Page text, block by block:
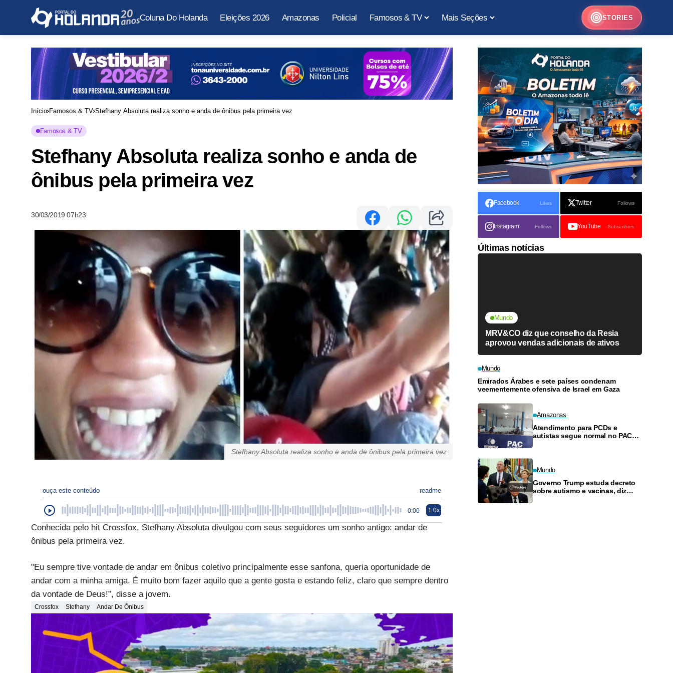
Coluna Do Holanda Eleições 2026 Amazonas Policial Famosos & TV Mais Seções STORIES
Início Famosos & TV Stefhany Absoluta realiza sonho e anda de ônibus pela primeira vez
Famosos & TV
Stefhany Absoluta realiza sonho e anda de
ônibus pela primeira vez
30/03/2019 07h23
Stefhany Absoluta realiza sonho e anda de ônibus pela primeira vez
ouça este conteúdo readme
0:00 1.0x
Conhecida pelo hit Crossfox, Stefhany Absoluta divulgou com seus seguidores um sonho antigo: andar de
ônibus pela primeira vez.
"Eu sempre tive vontade de andar em ônibus coletivo principalmente esse sanfona, queria oportunidade de
andar com a minha amiga. É muito bom fazer aquilo que a gente gosta e estando feliz, claro que sempre dentro
da vontade de Deus!”, disse a jovem.
Crossfox Stefhany Andar De Ônibus
Facebook Likes Twitter Follows
Instagram Follows YouTube Subscribers
Últimas notícias
Mundo
MRV&CO diz que conselho da Resia
aprovou vendas adicionais de ativos
Mundo
Emirados Árabes e sete países condenam
veementemente ofensiva de Israel em Gaza
Amazonas
Atendimento para PCDs e
autistas segue normal no PAC
Mundo
Governo Trump estuda decreto
sobre autismo e vacinas, diz